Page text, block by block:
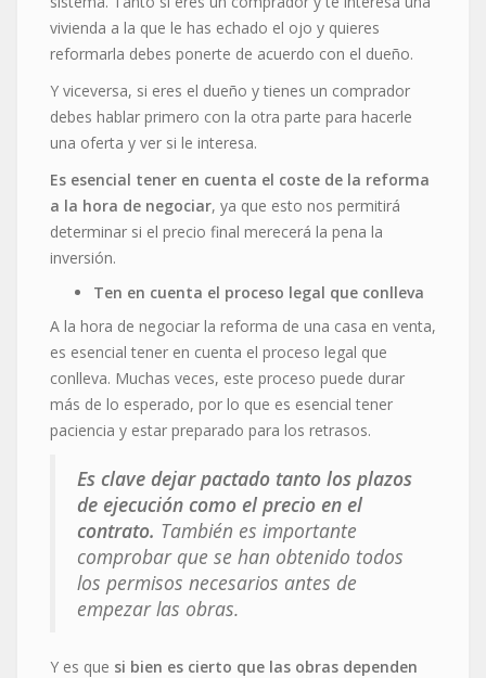
vivienda a la que le has echado el ojo y quieres
reformarla debes ponerte de acuerdo con el dueño.
Y viceversa, si eres el dueño y tienes un comprador
debes hablar primero con la otra parte para hacerle
una oferta y ver si le interesa.
Es esencial tener en cuenta el coste de la reforma
a la hora de negociar, ya que esto nos permitirá
determinar si el precio final merecerá la pena la
inversión.
Ten en cuenta el proceso legal que conlleva
A la hora de negociar la reforma de una casa en venta,
es esencial tener en cuenta el proceso legal que
conlleva. Muchas veces, este proceso puede durar
más de lo esperado, por lo que es esencial tener
paciencia y estar preparado para los retrasos.
Es clave dejar pactado tanto los plazos
de ejecución como el precio en el
contrato. También es importante
comprobar que se han obtenido todos
los permisos necesarios antes de
empezar las obras.
Y es que si bien es cierto que las obras dependen